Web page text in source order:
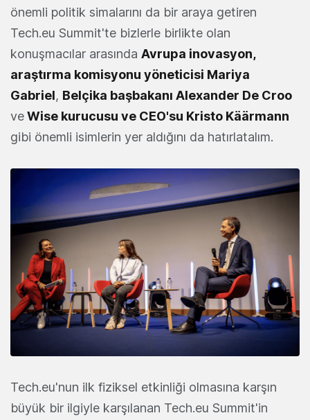
önemli politik simalarını da bir araya getiren
Tech.eu Summit'te bizlerle birlikte olan
konuşmacılar arasında Avrupa inovasyon,
araştırma komisyonu yöneticisi Mariya
Gabriel, Belçika başbakanı Alexander De Croo
veWise kurucusu ve CEO'su Kristo Käärmann
gibi önemli isimlerin yer aldığını da hatırlatalım.
Tech.eu'nun ilk fiziksel etkinliği olmasına karşın
büyük bir ilgiyle karşılanan Tech.eu Summit'in